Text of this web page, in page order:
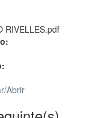
RIVELLES.pdf
Abrir